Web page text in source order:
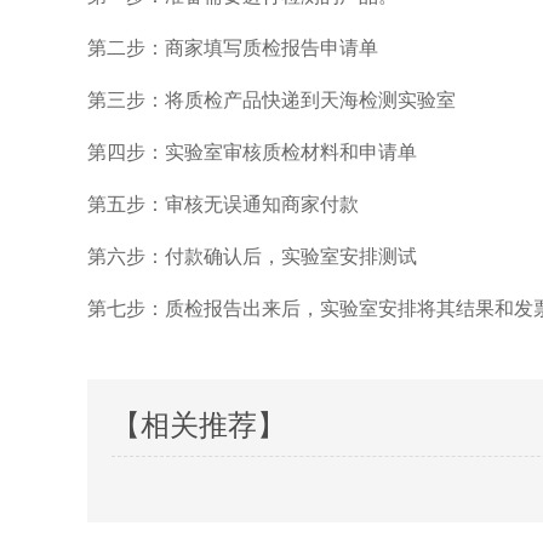
第二步：商家填写质检报告申请单
第三步：将质检产品快递到天海检测实验室
第四步：实验室审核质检材料和申请单
第五步：审核无误通知商家付款
第六步：付款确认后，实验室安排测试
第七步：质检报告出来后，实验室安排将其结果和发
【相关推荐】